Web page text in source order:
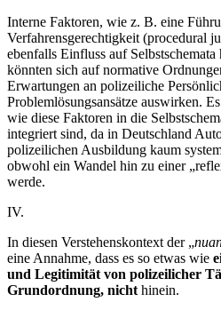
Interne Faktoren, wie z. B. eine
Verfahrensgerechtigkeit (procedural
ebenfalls Einfluss auf
könnten sich auf normative
Erwartungen an polizeiliche
Problemlösungsansätze auswirken.
wie diese Faktoren in die
integriert sind, da in Deutschland
polizeilichen Ausbildung kaum
obwohl ein Wandel hin zu einer
werde.
IV.
In diesen Verstehenskontext der „
eine Annahme, dass es so etwas wie
und Legitimität von polizeilicher
Grundordnung, nicht hinein.